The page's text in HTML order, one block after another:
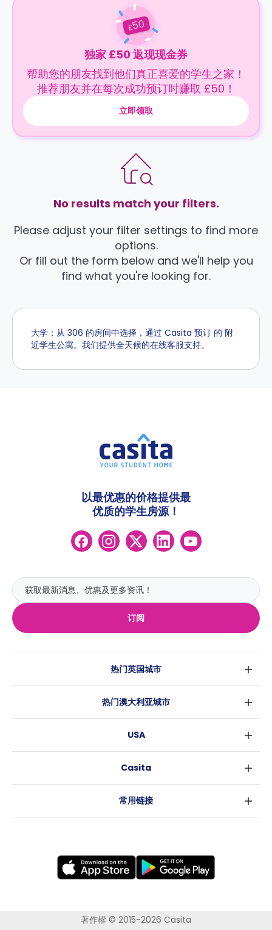
£50
独家 £50 返现现金券
帮助您的朋友找到他们真正喜爱的学生之家！
推荐朋友并在每次成功预订时赚取 £50！
立即领取
No results match your filters.
Please adjust your filter settings to find more
options.
Or fill out the form below and we'll help you
find what you're looking for.
大学：从 306 的房间中选择，通过 Casita 预订 的 附
近学生公寓。我们提供全天候的在线客服支持。
订阅
以最优惠的价格提供最
优质的学生房源！
热门英国城市
伦敦
爱丁堡
利兹
考文垂
莱斯特
纽卡斯尔
热门澳大利亚城市
布里斯班
阿德莱德
USA
洛杉矶
Casita
常用链接
著作權 © 2015-2026 Casita